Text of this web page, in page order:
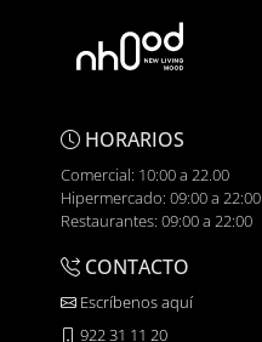
HORARIOS
Comercial: 10:00 a 22.00
Hipermercado: 09:00 a 22:00
Restaurantes: 09:00 a 22:00
CONTACTO
Escríbenos aquí
922 31 11 20